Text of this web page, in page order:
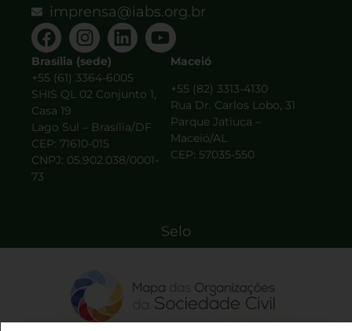
imprensa@iabs.org.br
Brasília (sede)
+55 (61) 3364-6005
SHIS QL 02 Conjunto 1,
Casa 19
Lago Sul – Brasília/DF
CEP: 71610-015
CNPJ: 05.902.038/0001-
73
Maceió
+55 (82) 3313-4130
Rua Dr. Carlos Lobo, 31
Parque Jatiuca –
Maceió/AL
CEP: 57035-550
Selo